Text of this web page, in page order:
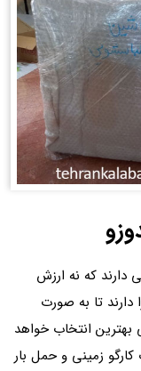
دارند که نه ارزش
دارند تا به صورت
انتخاب خواهد
زمینی و حمل بار